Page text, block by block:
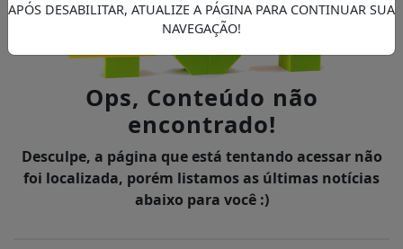
Ops, Conteúdo não
encontrado!
Desculpe, a página que está tentando acessar não
foi localizada, porém listamos as últimas notícias
abaixo para você :)
APÓS DESABILITAR, ATUALIZE A PÁGINA PARA CONTINUAR SUA
NAVEGAÇÃO!